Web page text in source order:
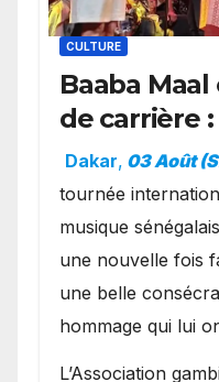
CULTURE
Baaba
de carrière
présence
royale.
Dakar, 03 Août
tournée
musique
une nouvelle fois
une belle
hommage qui lui
​L’Association